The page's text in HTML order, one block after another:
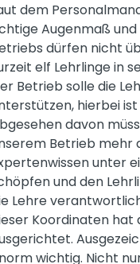
dem
Augenmaß
dürfen nicht
elf Lehrlinge in
Betrieb solle die
hierbei
davon
Betrieb mehr
unter
und den
Lehre
Koordinaten hat
wichtig. Nicht